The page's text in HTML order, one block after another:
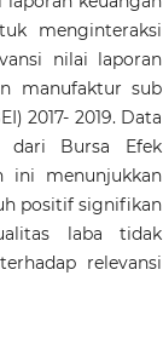
menginteraksi
nilai laporan
manufaktur sub
2017- 2019. Data
dari Bursa Efek
ini menunjukkan
positif signifikan
laba tidak
relevansi